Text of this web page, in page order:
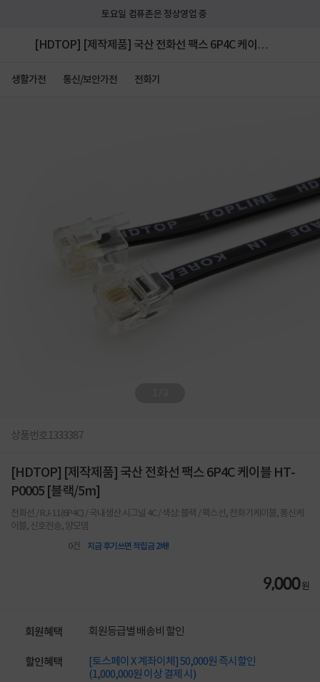
토요일 컴퓨존은 정상영업 중
[HDTOP] [제작제품] 국산 전화선 팩스 6P4C 케이블
생활가전 통신/보안가전 전화기
상품번호1333387
[HDTOP] [제작제품] 국산 전화선 팩스 6P4C 케이블 HT-
P0005 [블랙/5m]
전화선 / RJ-11(6P4C) / 국내생산 시그널 4C / 색상: 블랙 / 팩스선, 전화기케이블, 통신케
이블, 신호전송, 양모뎀
0건 지금 후기쓰면 적립금 2배!
9,000원
회원혜택 회원등급별 배송비 할인
할인혜택
[토스페이 X 계좌이체] 50,000원 즉시할인
(1,000,000원 이상 결제 시)